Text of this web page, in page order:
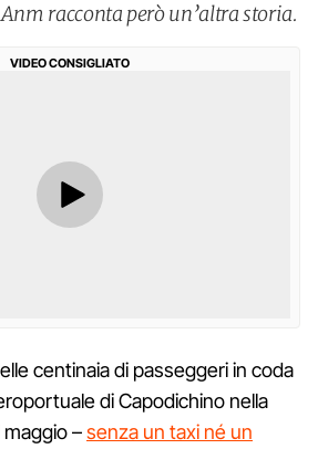
racconta però un’altra storia.
VIDEO CONSIGLIATO
centinaia di passeggeri in coda
di Capodichino nella
maggio –senza un taxi né un